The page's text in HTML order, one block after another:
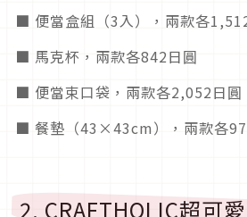
■ 便當盒組（3入），兩款各
■ 馬克杯，兩款各842日圓
■ 便當束口袋，兩款各2,052日圓
■ 餐墊（43×43cm），兩款各
2. CRAFTHOLIC超可